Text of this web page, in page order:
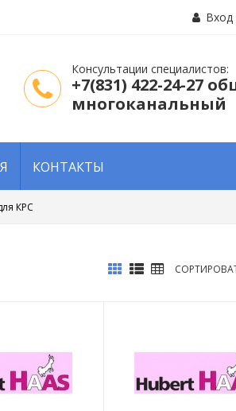
Вход
Консультации специалистов:
+7(831) 422-24-27
многоканальный
КОНТАКТЫ
КРС